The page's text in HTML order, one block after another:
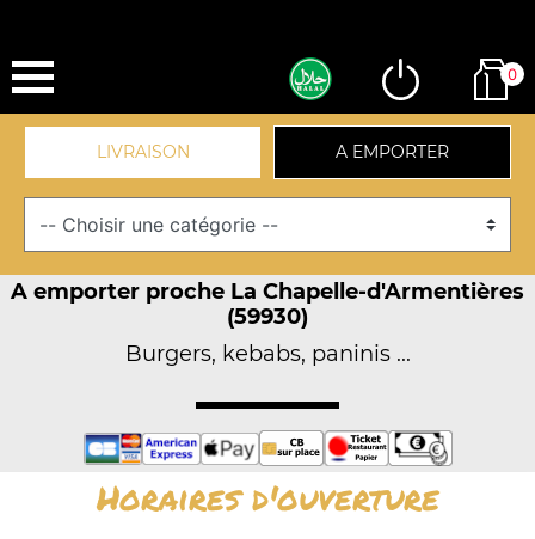
0
LIVRAISON A EMPORTER
A emporter proche La Chapelle-d'Armentières
(59930)
Burgers, kebabs, paninis ...
Horaires d'ouverture